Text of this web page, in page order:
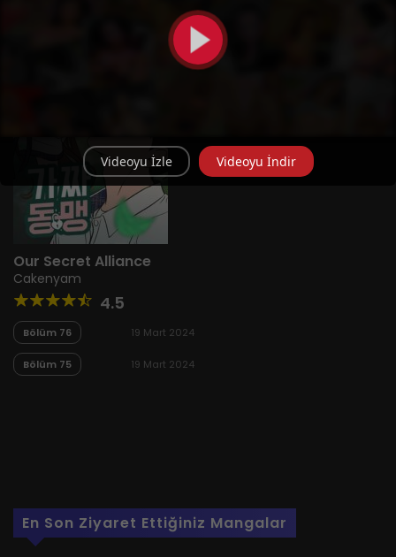
Our Secret Alliance
Cakenyam
4.5
Bölüm 76 19 Mart 2024
Bölüm 75 19 Mart 2024
En Son Ziyaret Ettiğiniz Mangalar
Videoyu İzle Videoyu İndir